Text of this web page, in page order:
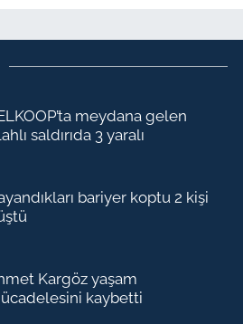
meydana gelen
saldırıda 3 yaralı
bariyer koptu 2 kişi
Kargöz yaşam
kaybetti